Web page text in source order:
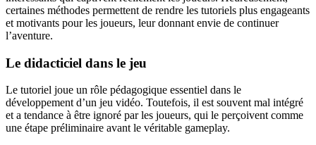
certaines méthodes permettent de rendre les tutoriels plus engageants
et motivants pour les joueurs, leur donnant envie de continuer
l’aventure.
Le didacticiel dans le jeu
Le tutoriel joue un rôle pédagogique essentiel dans le
développement d’un jeu vidéo. Toutefois, il est souvent mal intégré
et a tendance à être ignoré par les joueurs, qui le perçoivent comme
une étape préliminaire avant le véritable gameplay.